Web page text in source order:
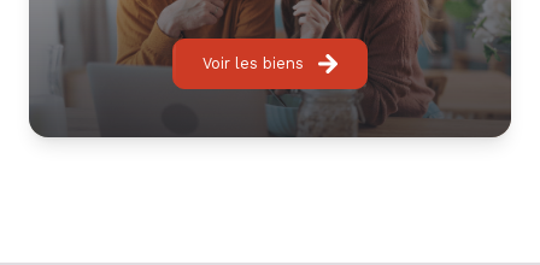
Voir les biens